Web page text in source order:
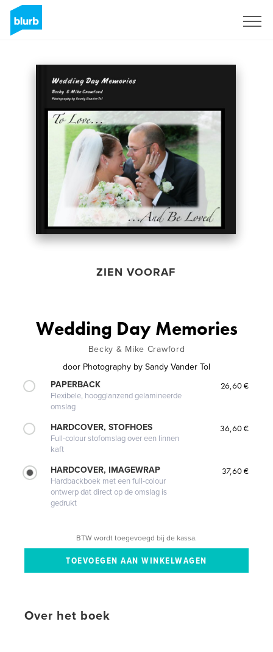
ZIEN VOORAF
Wedding Day Memories
Becky & Mike Crawford
door Photography by Sandy Vander Tol
PAPERBACK
Flexibele, hoogglanzend gelamineerde
omslag
26,60 €
HARDCOVER, STOFHOES
Full-colour stofomslag over een linnen
kaft
36,60 €
HARDCOVER, IMAGEWRAP
Hardbackboek met een full-colour
ontwerp dat direct op de omslag is
gedrukt
37,60 €
BTW wordt toegevoegd bij de kassa.
Over het boek